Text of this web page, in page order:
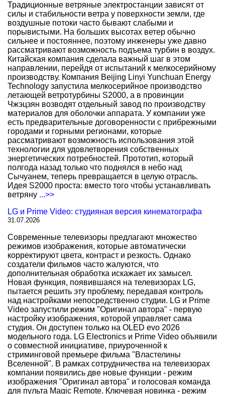
Традиционные ветряные электростанции зависят от
силы и стабильности ветра у поверхности земли, где
воздушные потоки часто бывают слабыми и
порывистыми. На больших высотах ветер обычно
сильнее и постояннее, поэтому инженеры уже давно
рассматривают возможность подъема турбин в воздух.
Китайская компания сделала важный шаг в этом
направлении, перейдя от испытаний к мелкосерийному
производству. Компания Beijing Linyi Yunchuan Energy
Technology запустила мелкосерийное производство
летающей ветротурбины S2000, а в провинции
Чжэцзян возводят отдельный завод по производству
материалов для оболочки аппарата. У компании уже
есть предварительные договоренности с прибрежными
городами и горными регионами, которые
рассматривают возможность использования этой
технологии для удовлетворения собственных
энергетических потребностей. Прототип, который
полгода назад только что поднялся в небо над
Сычуанем, теперь превращается в целую отрасль.
Идея S2000 проста: вместо того чтобы устанавливать
ветряну ...>>
LG и Prime Video: студияная версия кинематографа
31.07.2026
Современные телевизоры предлагают множество
режимов изображения, которые автоматически
корректируют цвета, контраст и резкость. Однако
создатели фильмов часто жалуются, что
дополнительная обработка искажает их замысел.
Новая функция, появившаяся на телевизорах LG,
пытается решить эту проблему, передавая контроль
над настройками непосредственно студии. LG и Prime
Video запустили режим "Оригинал автора" - первую
настройку изображения, которой управляет сама
студия. Он доступен только на OLED evo 2026
модельного года. LG Electronics и Prime Video объявили
о совместной инициативе, приуроченной к
стриминговой премьере фильма "Властелины
Вселенной". В рамках сотрудничества на телевизорах
компании появились две новые функции - режим
изображения "Оригинал автора" и голосовая команда
для пульта Magic Remote. Ключевая новинка - режим